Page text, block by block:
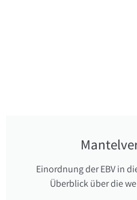
Einordnung der EBV in
Überblick über die